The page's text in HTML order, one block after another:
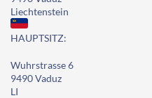
Liechtenstein
HAUPTSITZ:
Wuhrstrasse 6
9490 Vaduz
LI